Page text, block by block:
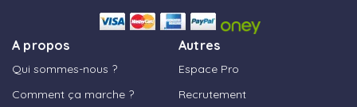
A propos
Qui sommes-nous ?
Comment ça marche ?
Autres
Espace Pro
Recrutement